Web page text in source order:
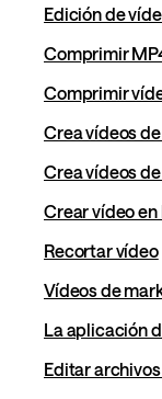
Edición de
Comprimir
Comprimir
Crea vídeos
Crea vídeos
Crear vídeo en
Recortar vídeo
Vídeos de
La aplicación
Editar